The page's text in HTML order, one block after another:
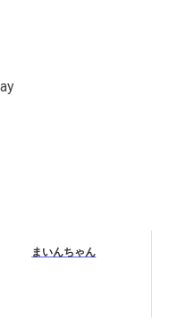
まいんちゃん